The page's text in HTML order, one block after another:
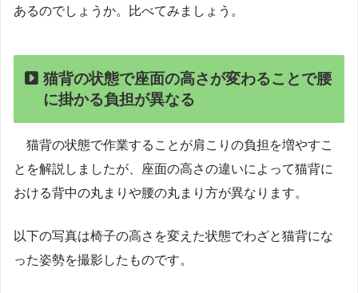
あるのでしょうか。比べてみましょう。
猫背の状態で座面の高さが変わることで腰
に掛かる負担が異なる
猫背の状態で作業することが肩こりの負担を増やすこ
とを解説しましたが、座面の高さの違いによって猫背に
おける背中の丸まりや腰の丸まり方が異なります。
以下の写真は椅子の高さを変えた状態でわざと猫背にな
った姿勢を撮影したものです。